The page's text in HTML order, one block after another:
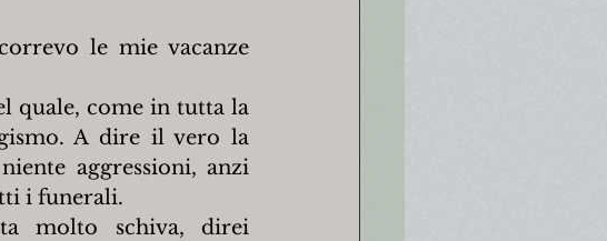
le mie vacanze
quale, come in tutta la
A dire il vero la
aggressioni, anzi
i funerali.
molto schiva, direi